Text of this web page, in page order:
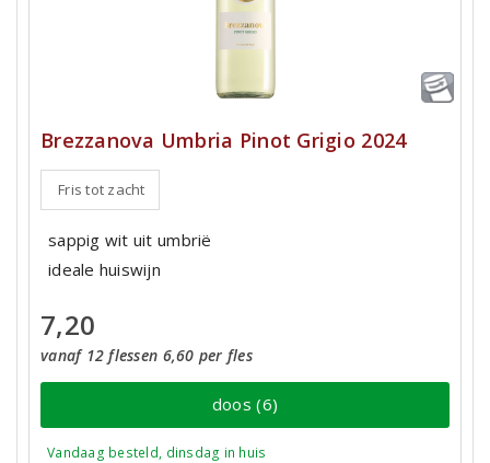
Brezzanova Umbria Pinot Grigio 2024
Fris tot zacht
sappig wit uit umbrië
ideale huiswijn
7,20
vanaf 12 flessen 6,60 per fles
doos (6)
Vandaag besteld, dinsdag in huis